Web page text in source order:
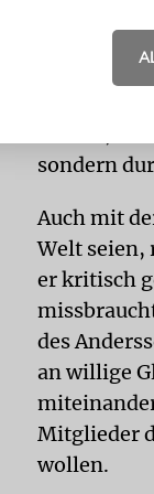
Die
sondern
Auch mit
Welt seien,
er kritisch
des
an willige
Mitglieder
wollen.